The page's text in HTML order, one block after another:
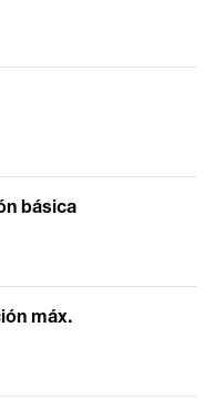
básica
máx.